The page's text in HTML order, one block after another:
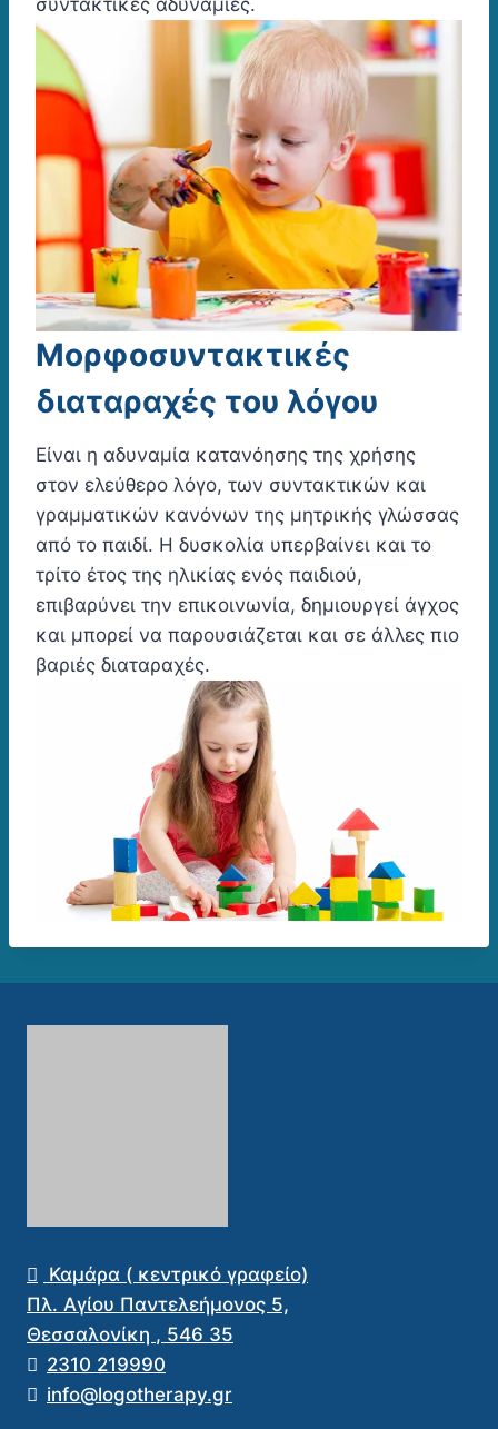
συντακτικές αδυναμίες.
Μορφοσυντακτικές
διαταραχές του λόγου
Είναι η αδυναμία κατανόησης της χρήσης
στον ελεύθερο λόγο, των συντακτικών και
γραμματικών κανόνων της μητρικής γλώσσας
από το παιδί. Η δυσκολία υπερβαίνει και το
τρίτο έτος της ηλικίας ενός παιδιού,
επιβαρύνει την επικοινωνία, δημιουργεί άγχος
και μπορεί να παρουσιάζεται και σε άλλες πιο
βαριές διαταραχές.
Καμάρα ( κεντρικό γραφείο)
Πλ. Αγίου Παντελεήμονος 5,
Θεσσαλονίκη , 546 35
2310 219990
info@logotherapy.gr